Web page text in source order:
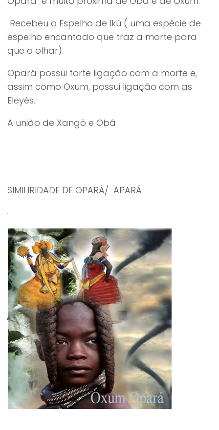
Recebeu o Espelho de Ikú ( uma espécie de
espelho encantado que traz a morte para
que o olhar).
Opará possui forte ligação com a morte e,
assim como Oxum, possui ligação com as
Eleyés.
A união de Xangô e Obá
SIMILIRIDADE DE OPARÁ/ APARÁ